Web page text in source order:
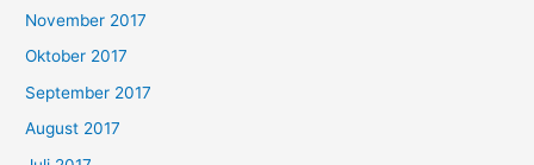
November 2017
Oktober 2017
September 2017
August 2017